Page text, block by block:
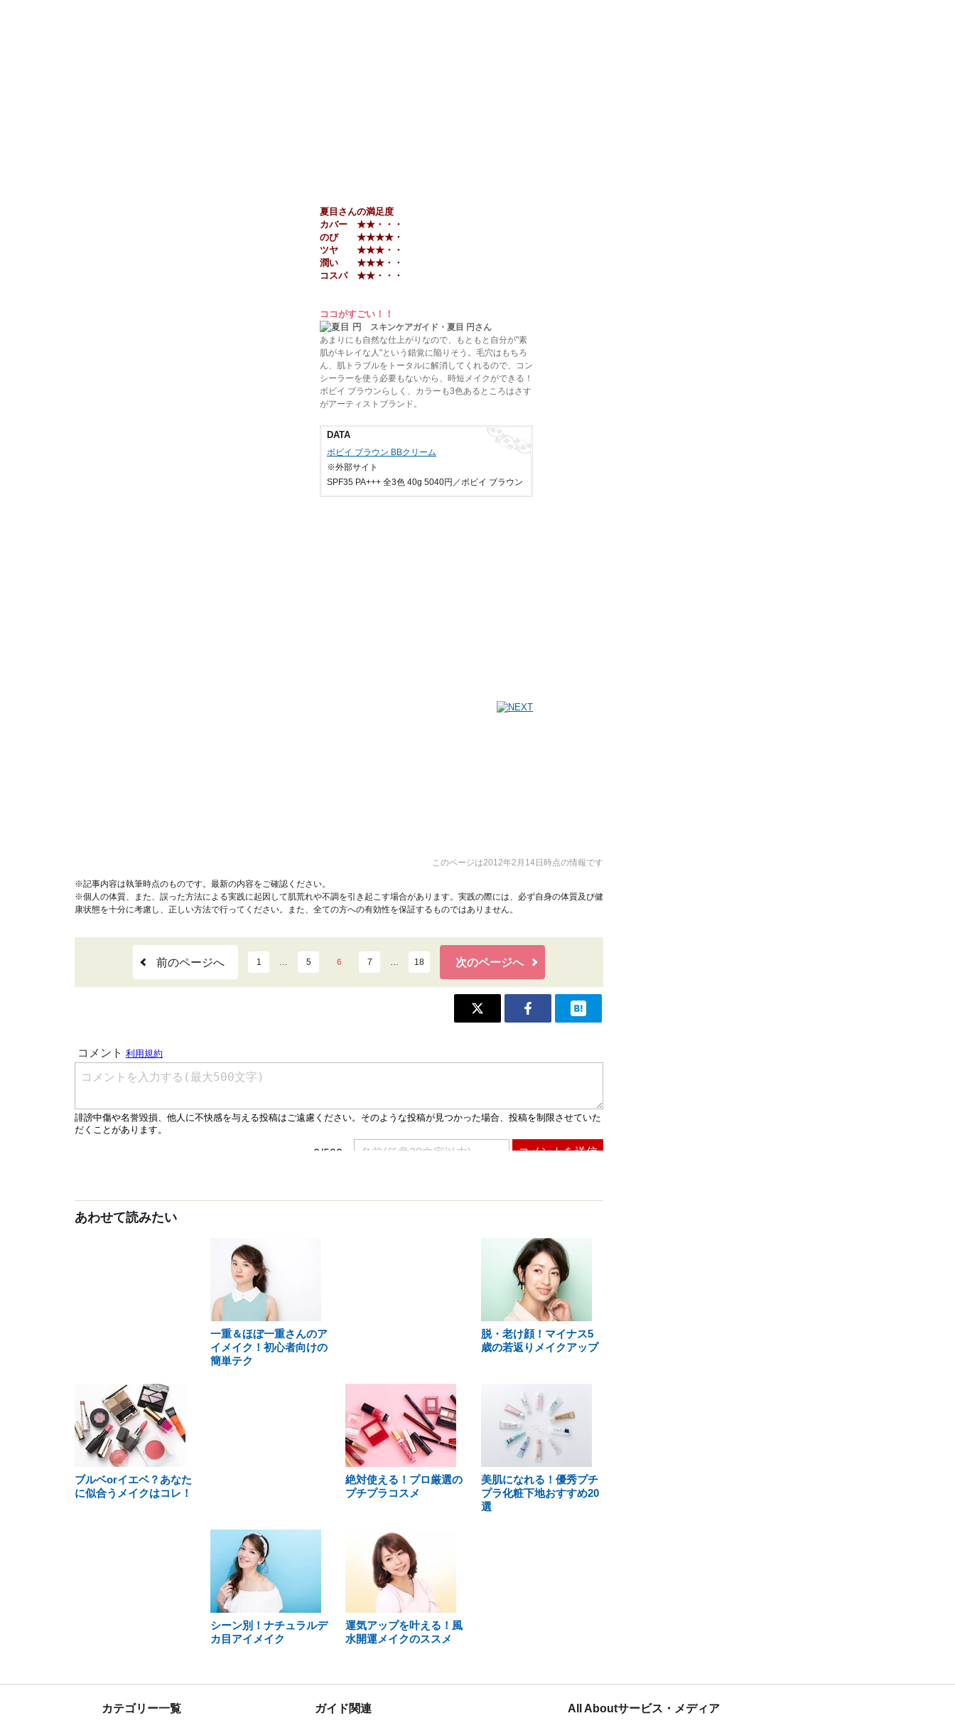
夏目さんの満足度
カバー ★★・・・
のび ★★★★・
ツヤ ★★★・・
潤い ★★★・・
コスパ ★★・・・
ココがすごい！！
スキンケアガイド・夏目 円さん
あまりにも自然な仕上がりなので、もともと自分が"素
肌がキレイな人"という錯覚に陥りそう。毛穴はもちろ
ん、肌トラブルをトータルに解消してくれるので、コン
シーラーを使う必要もないから、時短メイクができる！
ボビイ ブラウンらしく、カラーも3色あるところはさす
がアーティストブランド。
DATA
ボビイ ブラウン BBクリーム
※外部サイト
SPF35 PA+++ 全3色 40g 5040円／ボビイ ブラウン
このページは2012年2月14日時点の情報です
※記事内容は執筆時点のものです。最新の内容をご確認ください。
※個人の体質、また、誤った方法による実践に起因して肌荒れや不調を引き起こす場合があります。実践の際には、必ず自身の体質及び健
康状態を十分に考慮し、正しい方法で行ってください。また、全ての方への有効性を保証するものではありません。
前のページへ 1 … 5 6 7 … 18 次のページへ
あわせて読みたい
一重＆ほぼ一重さんのア
イメイク！初心者向けの
簡単テク
脱・老け顔！マイナス5
歳の若返りメイクアップ
ブルベorイエベ？あなた
に似合うメイクはコレ！
絶対使える！プロ厳選の
プチプラコスメ
美肌になれる！優秀プチ
プラ化粧下地おすすめ20
選
シーン別！ナチュラルデ
カ目アイメイク
運気アップを叶える！風
水開運メイクのススメ
カテゴリー一覧 ガイド関連 All Aboutサービス・メディア